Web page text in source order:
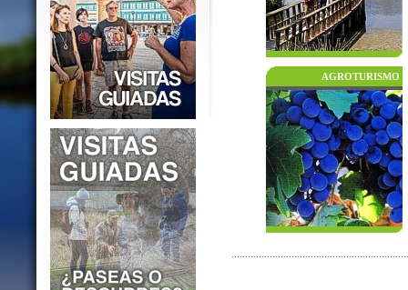
AGROTURISMO